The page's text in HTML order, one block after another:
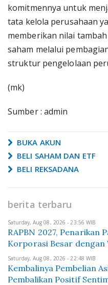
komitmennya untuk
tata kelola perusahaan
memberikan nilai
saham melalui
struktur pengelolaan
(mk)
Sumber : admin
BUKA AKUN
BELI SAHAM DAN ETF
BELI REKSADANA
berita terbaru
Saturday, Aug 08, 2026 - 23:56 WIB
RAPBN 2027, Penarikan
Korporasi Besar
Saturday, Aug 08, 2026 - 22:48 WIB
Kembalinya Pembelian
Pembalikan Positif